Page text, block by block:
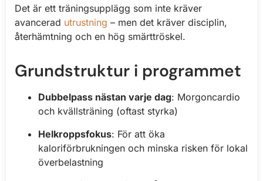
Det är ett träningsupplägg som inte kräver
avancerad utrustning – men det kräver disciplin,
återhämtning och en hög smärttröskel.
Grundstruktur i programmet
Dubbelpass nästan varje dag: Morgoncardio
och kvällsträning (oftast styrka)
Helkroppsfokus: För att öka
kaloriförbrukningen och minska risken för lokal
överbelastning